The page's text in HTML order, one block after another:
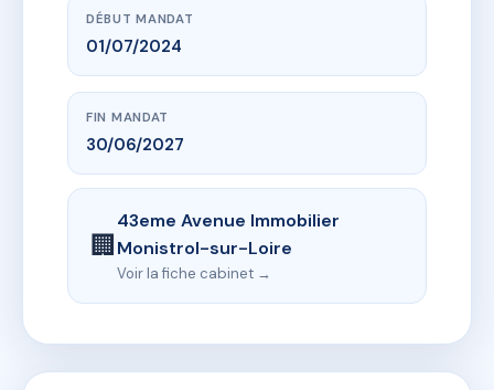
DÉBUT MANDAT
01/07/2024
FIN MANDAT
30/06/2027
🏢
43eme Avenue Immobilier
Monistrol-sur-Loire
Voir la fiche cabinet →